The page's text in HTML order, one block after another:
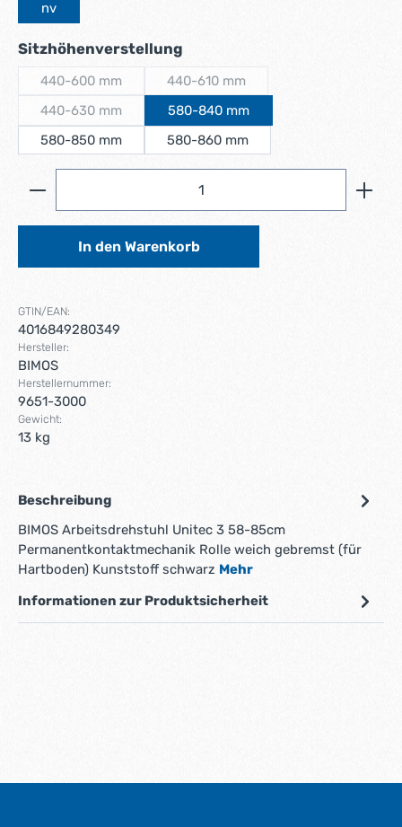
nv
Sitzhöhenverstellung
440-600 mm 440-610 mm
440-630 mm
(Diese Option ist zurzeit nicht verfügbar.)
580-840 mm
580-850 mm
580-860 mm
Produkt Anzahl: Gib den gewünschten Wert ein
In den Warenkorb
GTIN/EAN:
4016849280349
Hersteller:
BIMOS
Herstellernummer:
9651-3000
Gewicht:
13 kg
Beschreibung
BIMOS Arbeitsdrehstuhl Unitec 3 58-85cm
Permanentkontaktmechanik Rolle weich gebremst (für
Hartboden) Kunststoff schwarz Mehr
Informationen zur Produktsicherheit